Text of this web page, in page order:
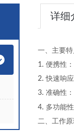
详细
一、主要
1. 便携性
2.快速响
3. 准确性
4. 多功能
二、工作